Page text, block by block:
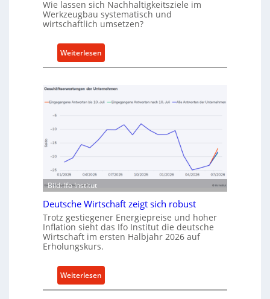
t
A
k
a
I
i
e
-
s
Wie lassen sich Nachhaltigkeitsziele im
Werkzeugbau systematisch und
wirtschaftlich umsetzen?
Weiterlesen
M
t
h
d
ü
r
n
a
c
h
a
t
Bild: Ifo Institut
Deutsche Wirtschaft zeigt sich robust
Trotz gestiegener Energiepreise und hoher
Inflation sieht das Ifo Institut die deutsche
Wirtschaft im ersten Halbjahr 2026 auf
Erholungskurs.
Weiterlesen
D